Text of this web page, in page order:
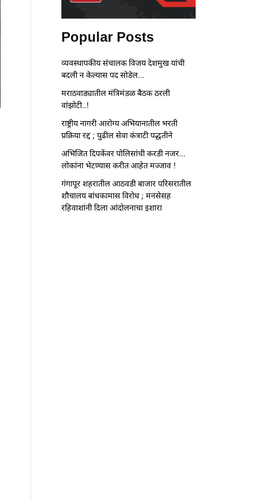
Popular Posts
व्यवस्थापकीय संचालक विजय देशमुख यांची
बदली न केल्यास पद सोडेल…
मराठवाड्यातील मंत्रिमंडळ बैठक ठरली
वांझोटी..!
राष्ट्रीय नागरी आरोग्य अभियानातील भरती
प्रक्रिया रद्द ; पुढील सेवा कंत्राटी पद्धतीने
अभिजित दिपकेंवर पोलिसांची करडी नजर…
लोकांना भेटण्यास करीत आहेत मज्जाव !
गंगापूर शहरातील आठवडी बाजार परिसरातील
शौचालय बांधकामास विरोध ; मनसेसह
रहिवाशांनी दिला आंदोलनाचा इशारा